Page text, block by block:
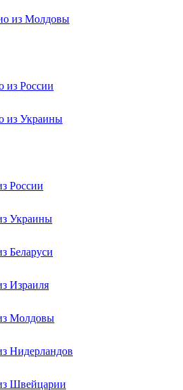
из Молдовы
из России
из Украины
России
Украины
Беларуси
Израиля
Молдовы
Нидерландов
Швейцарии